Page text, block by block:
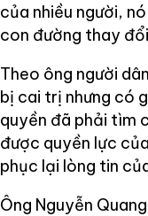
của nhiều người,
con đường thay
Theo ông người
bị cai trị nhưng có
quyền đã phải tìm
được quyền lực
phục lại lòng tin
Ông Nguyễn